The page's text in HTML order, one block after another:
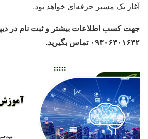
آغاز یک مسیر حرفه‌ای خواهد بود.
جهت کسب اطلاعات بیشتر و ثبت نام در
۰۹۳۰۶۳۰۱۶۳۲ تماس بگیرید.